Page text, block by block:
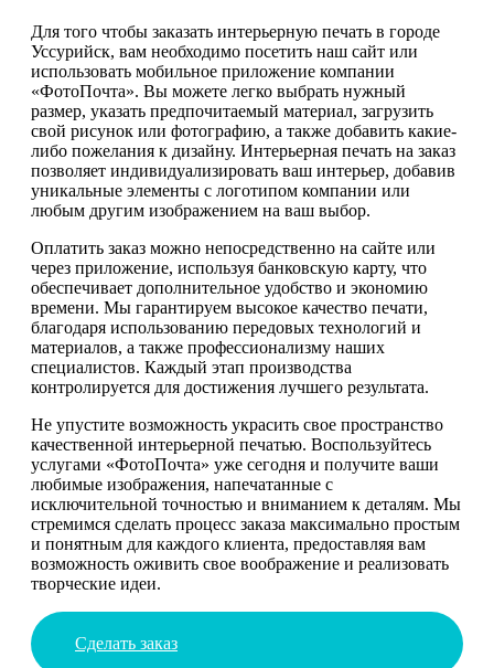
Для того чтобы заказать интерьерную печать в городе
Уссурийск, вам необходимо посетить наш сайт или
использовать мобильное приложение компании
«ФотоПочта». Вы можете легко выбрать нужный
размер, указать предпочитаемый материал, загрузить
свой рисунок или фотографию, а также добавить какие-
либо пожелания к дизайну. Интерьерная печать на заказ
позволяет индивидуализировать ваш интерьер, добавив
уникальные элементы с логотипом компании или
любым другим изображением на ваш выбор.
Оплатить заказ можно непосредственно на сайте или
через приложение, используя банковскую карту, что
обеспечивает дополнительное удобство и экономию
времени. Мы гарантируем высокое качество печати,
благодаря использованию передовых технологий и
материалов, а также профессионализму наших
специалистов. Каждый этап производства
контролируется для достижения лучшего результата.
Не упустите возможность украсить свое пространство
качественной интерьерной печатью. Воспользуйтесь
услугами «ФотоПочта» уже сегодня и получите ваши
любимые изображения, напечатанные с
исключительной точностью и вниманием к деталям. Мы
стремимся сделать процесс заказа максимально простым
и понятным для каждого клиента, предоставляя вам
возможность оживить свое воображение и реализовать
творческие идеи.
Сделать заказ